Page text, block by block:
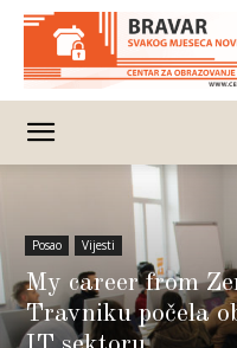
Posao Vijesti
My career from
Travniku počela